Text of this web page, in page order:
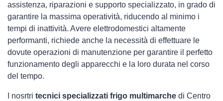
assistenza, riparazioni e supporto specializzato, in grado di
garantire la massima operatività, riducendo al minimo i
tempi di inattività. Avere elettrodomestici altamente
performanti, richiede anche la necessità di effettuare le
dovute operazioni di manutenzione per garantire il perfetto
funzionamento degli apparecchi e la loro durata nel corso
del tempo.
I nosrtri tecnici specializzati frigo multimarche di Centro